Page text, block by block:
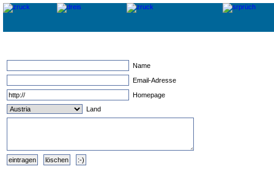
Name
Email-Adresse
Homepage
Land